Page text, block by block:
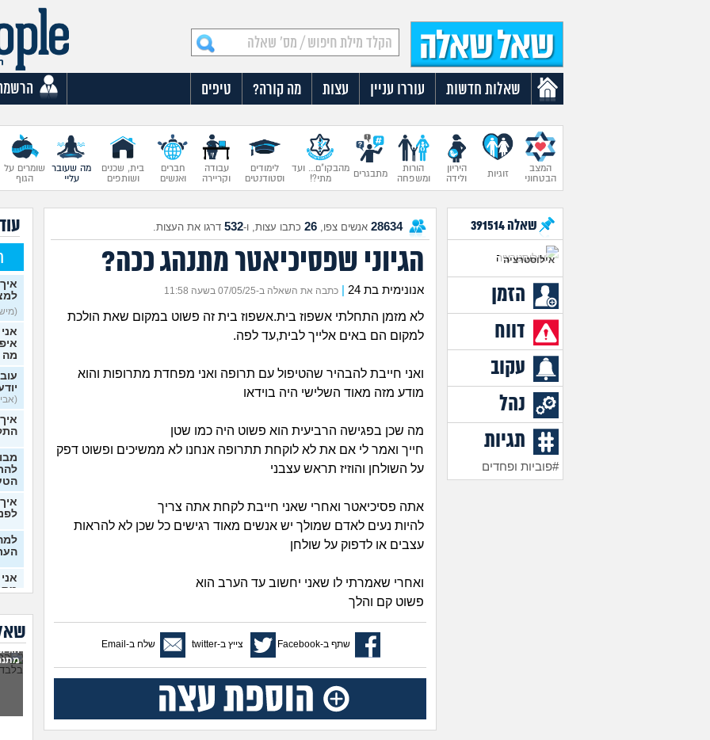
שאלות חדשות עוררו עניין עצות מה קורה? טיפים
המצב
הבטחוני
זוגיות
היריון
ולידה
הורות
ומשפחה
מתבגרים
מהבקו"ם... ועד
מתי?!
לימודים
וסטודנטים
עבודה
וקריירה
חברים
ואנשים
בית, שכנים
ושותפים
מה שעובר
עליי
שומרים על
הגוף
שאלה391514
אילוסטרציה
הזמן
דווח
עקוב
נהל
תגיות
#פוביות ופחדים
28634 אנשים צפו, 26 כתבו עצות, ו-532 דרגו את העצות.
הגיוני שפסיכיאטר מתנהג ככה?
אנונימית בת 24 כתבה את השאלה ב-07/05/25 בשעה 11:58
לא מזמן התחלתי אשפוז בית.אשפוז בית זה פשוט במקום שאת הולכת
למקום הם באים אלייך לבית,עד לפה.
ואני חייבת להבהיר שהטיפול עם תרופה ואני מפחדת מתרופות והוא
מודע מזה מאוד השלישי היה בוידאו
מה שכן בפגישה הרביעית הוא פשוט היה כמו שטן
חייך ואמר לי אם את לא לוקחת תתרופה אנחנו לא ממשיכים ופשוט דפק
על השולחן והוזיז תראש עצבני
אתה פסיכיאטר ואחרי שאני חייבת לקחת אתה צריך
להיות נעים לאדם שמולך יש אנשים מאוד רגישים כל שכן לא להראות
עצבים או לדפוק על שולחן
ואחרי שאמרתי לו שאני יחשוב עד הערב הוא
פשוט קם והלך
שתף ב-Facebook צייץ ב-twitter שלח ב-Email
מה
(אבי99, בן 22)